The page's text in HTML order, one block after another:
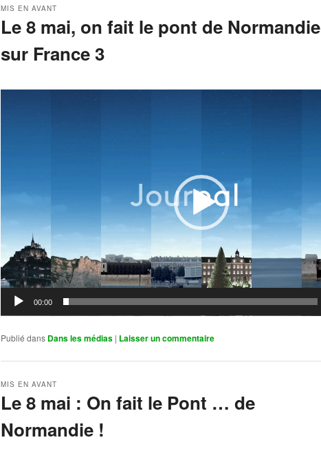
Le 8 mai, on fait le pont de Normandie
sur France 3
MIS EN AVANT
00:00
Publié dans Dans les médias | Laisser un commentaire
Le 8 mai : On fait le Pont … de
Normandie !
MIS EN AVANT